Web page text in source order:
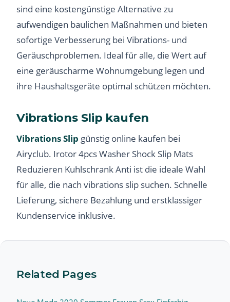
sind eine kostengünstige Alternative zu
aufwendigen baulichen Maßnahmen und bieten
sofortige Verbesserung bei Vibrations- und
Geräuschproblemen. Ideal für alle, die Wert auf
eine geräuscharme Wohnumgebung legen und
ihre Haushaltsgeräte optimal schützen möchten.
Vibrations Slip kaufen
Vibrations Slip günstig online kaufen bei
Airyclub. Irotor 4pcs Washer Shock Slip Mats
Reduzieren Kuhlschrank Anti ist die ideale Wahl
für alle, die nach vibrations slip suchen. Schnelle
Lieferung, sichere Bezahlung und erstklassiger
Kundenservice inklusive.
Related Pages